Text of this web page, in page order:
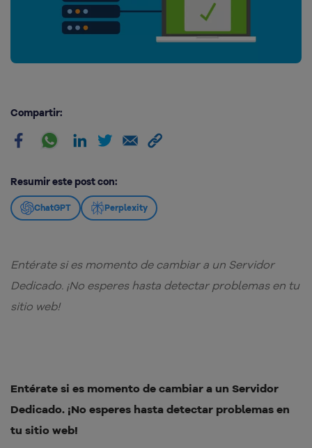
Compartir:
Resumir este post con:
ChatGPT Perplexity
Entérate si es momento de cambiar a un Servidor
Dedicado. ¡No esperes hasta detectar problemas en tu
sitio web!
Entérate si es momento de cambiar a un Servidor
Dedicado. ¡No esperes hasta detectar problemas en
tu sitio web!